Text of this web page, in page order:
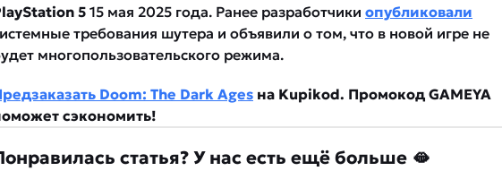
515 мая 2025 года. Ранее разработчики опубликовали
требования шутера и объявили о том, что в новой игре не
многопользовательского режима.
Doom: The Dark Ages на Kupikod. Промокод GAMEYA
сэкономить!
статья? У нас есть ещё больше 🫦